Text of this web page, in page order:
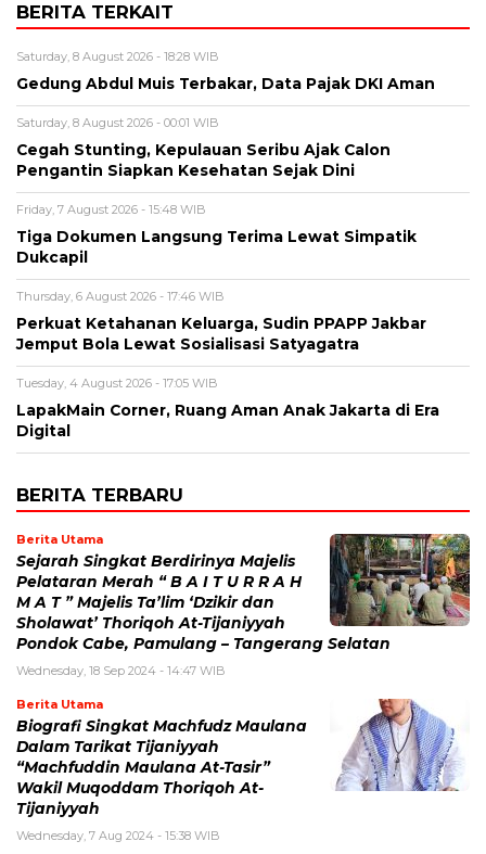
BERITA TERKAIT
Saturday, 8 August 2026 - 18:28 WIB
Gedung Abdul Muis Terbakar, Data Pajak DKI Aman
Saturday, 8 August 2026 - 00:01 WIB
Cegah Stunting, Kepulauan Seribu Ajak Calon
Pengantin Siapkan Kesehatan Sejak Dini
Friday, 7 August 2026 - 15:48 WIB
Tiga Dokumen Langsung Terima Lewat Simpatik
Dukcapil
Thursday, 6 August 2026 - 17:46 WIB
Perkuat Ketahanan Keluarga, Sudin PPAPP Jakbar
Jemput Bola Lewat Sosialisasi Satyagatra
Tuesday, 4 August 2026 - 17:05 WIB
LapakMain Corner, Ruang Aman Anak Jakarta di Era
Digital
BERITA TERBARU
Berita Utama
Sejarah Singkat Berdirinya Majelis
Pelataran Merah “ B A I T U R R A H
M A T ” Majelis Ta’lim ‘Dzikir dan
Sholawat’ Thoriqoh At-Tijaniyyah
Pondok Cabe, Pamulang – Tangerang Selatan
Wednesday, 18 Sep 2024 - 14:47 WIB
Berita Utama
Biografi Singkat Machfudz Maulana
Dalam Tarikat Tijaniyyah
“Machfuddin Maulana At-Tasir”
Wakil Muqoddam Thoriqoh At-
Tijaniyyah
Wednesday, 7 Aug 2024 - 15:38 WIB